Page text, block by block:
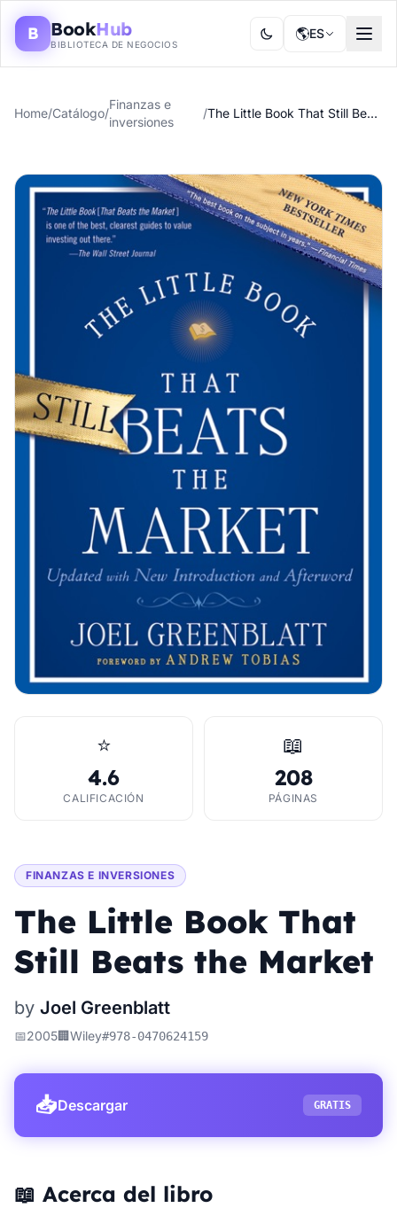
B BookHub
BIBLIOTECA DE NEGOCIOS
🌎ES
Home/Catálogo/
Finanzas e
inversiones
/ The Little Book That Still Beats the Market
⭐
4.6
CALIFICACIÓN
📖
208
PÁGINAS
FINANZAS E INVERSIONES
The Little Book That
Still Beats the Market
by Joel Greenblatt
📅2005🏢Wiley#978-0470624159
📥Descargar GRATIS
📖 Acerca del libro